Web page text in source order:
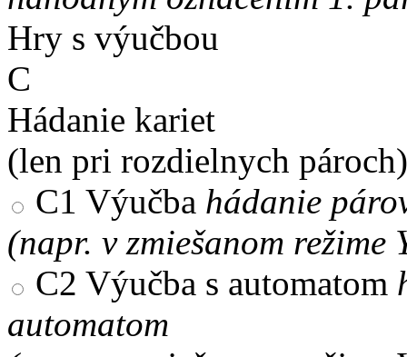
Hry s výučbou
C
Hádanie kariet
(len pri rozdielnych pároch)
C1 Výučba hádanie
(napr. v zmiešanom režime
C2 Výučba s automatom
automatom